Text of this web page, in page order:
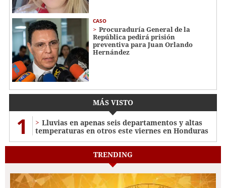
CASO
Procuraduría General de la
República pedirá prisión
preventiva para Juan Orlando
Hernández
MÁS VISTO
1
Lluvias en apenas seis departamentos y altas
temperaturas en otros este viernes en Honduras
TRENDING